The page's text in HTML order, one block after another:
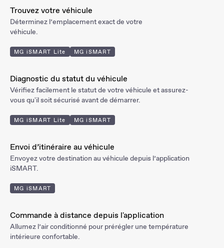
Trouvez votre véhicule
Déterminez l’emplacement exact de votre
véhicule.
MG iSMART Lite MG iSMART
Diagnostic du statut du véhicule
Vérifiez facilement le statut de votre véhicule et assurez-
vous qu'il soit sécurisé avant de démarrer.
MG iSMART Lite MG iSMART
Envoi d’itinéraire au véhicule
Envoyez votre destination au véhicule depuis l’application
iSMART.
MG iSMART
Commande à distance depuis l'application
Allumez l’air conditionné pour prérégler une température
intérieure confortable.